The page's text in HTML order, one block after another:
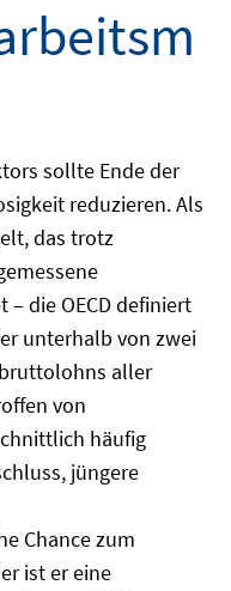
sollte Ende der
reduzieren. Als
das trotz
– die OECD definiert
unterhalb von zwei
aller
von
häufig
jüngere
Chance zum
ist er eine